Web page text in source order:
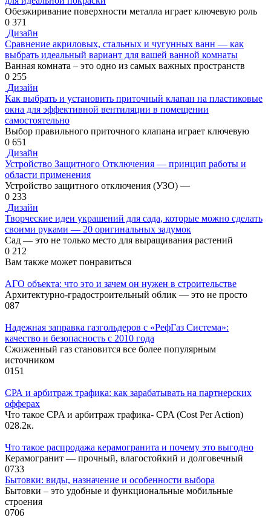
Обезжиривание поверхности металла играет ключевую роль
0 371
Дизайн
Сравнение акриловых, стальных и чугунных ванн — как
выбрать идеальный вариант для вашей ванной комнаты
Ванная комната – это одно из самых важных пространств
0 255
Дизайн
Как выбрать и установить приточный клапан на пластиковые
окна для эффективной вентиляции в помещении
самостоятельно
Выбор правильного приточного клапана играет ключевую
0 651
Дизайн
Устройство Защитного Отключения — принцип работы и
области применения
Устройство защитного отключения (УЗО) —
0 233
Дизайн
Творческие идеи украшений для сада, которые можно сделать
своими руками — 20 оригинальных задумок
Сад — это не только место для выращивания растений
0 212
Вам также может понравиться
АГО объекта: что это и зачем он нужен в строительстве
Архитектурно-градостроительный облик — это не просто
087
Надежная заправка газгольдеров с «РефГаз Система»:
качество и безопасность с 2010 года
Сжиженный газ становится все более популярным
источником
0151
СРА и арбитраж трафика: как зарабатывать на партнерских
офферах
Что такое CPA и арбитраж трафика- CPA (Cost Per Action)
028.2к.
Что такое распродажа керамогранита и почему это выгодно
Керамогранит — прочный, влагостойкий и долговечный
0733
Бытовки: виды, назначение и особенности выбора
Бытовки – это удобные и функциональные мобильные
строения
0706